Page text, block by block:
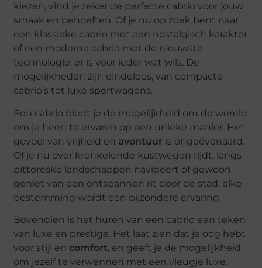
kiezen, vind je zeker de perfecte cabrio voor jouw
smaak en behoeften. Of je nu op zoek bent naar
een klassieke cabrio met een nostalgisch karakter
of een moderne cabrio met de nieuwste
technologie, er is voor ieder wat wils. De
mogelijkheden zijn eindeloos, van compacte
cabrio’s tot luxe sportwagens.
Een cabrio biedt je de mogelijkheid om de wereld
om je heen te ervaren op een unieke manier. Het
gevoel van vrijheid en avontuur is ongeëvenaard.
Of je nu over kronkelende kustwegen rijdt, langs
pittoreske landschappen navigeert of gewoon
geniet van een ontspannen rit door de stad, elke
bestemming wordt een bijzondere ervaring.
Bovendien is het huren van een cabrio een teken
van luxe en prestige. Het laat zien dat je oog hebt
voor stijl en comfort, en geeft je de mogelijkheid
om jezelf te verwennen met een vleugje luxe.